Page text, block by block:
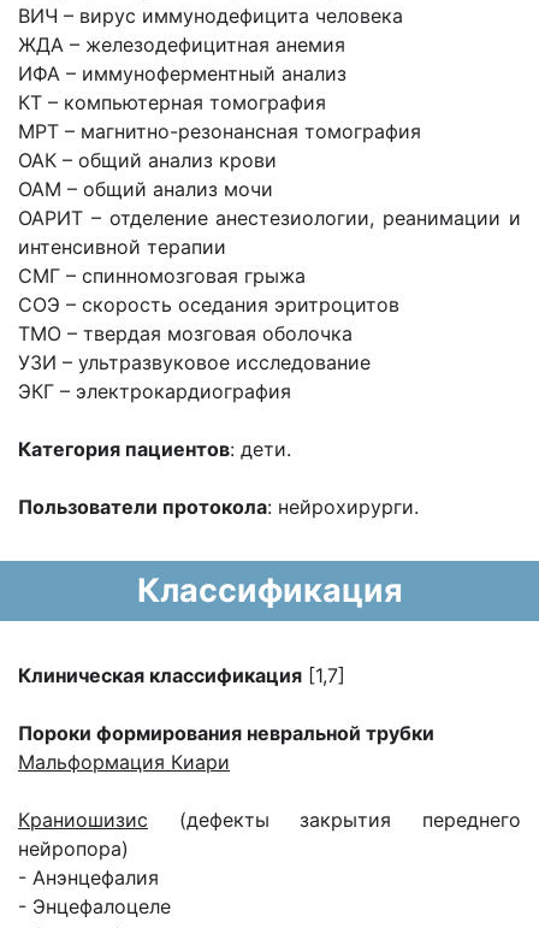
ВИЧ – вирус иммунодефицита человека
ЖДА – железодефицитная анемия
ИФА – иммуноферментный анализ
КТ – компьютерная томография
МРТ – магнитно-резонансная томография
ОАК – общий анализ крови
ОАМ – общий анализ мочи
ОАРИТ – отделение анестезиологии, реанимации и
интенсивной терапии
СМГ – спинномозговая грыжа
СОЭ – скорость оседания эритроцитов
ТМО – твердая мозговая оболочка
УЗИ – ультразвуковое исследование
ЭКГ – электрокардиография
Категория пациентов: дети.
Пользователи протокола: нейрохирурги.
Классификация
Клиническая классификация [1,7]
Пороки формирования невральной трубки
Мальформация Киари
Краниошизис (дефекты закрытия переднего
нейропора)
- Анэнцефалия
- Энцефалоцеле